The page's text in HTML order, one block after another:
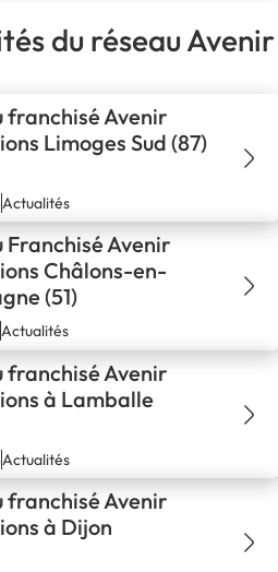
du réseau Avenir
franchisé Avenir
Limoges Sud (87)
Actualités
Franchisé Avenir
Châlons-en-
(51)
Actualités
franchisé Avenir
à Lamballe
Actualités
franchisé Avenir
à Dijon